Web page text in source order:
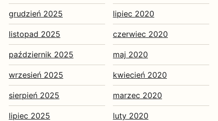
grudzień 2025
listopad 2025
październik 2025
wrzesień 2025
sierpień 2025
lipiec 2025
lipiec 2020
czerwiec 2020
maj 2020
kwiecień 2020
marzec 2020
luty 2020